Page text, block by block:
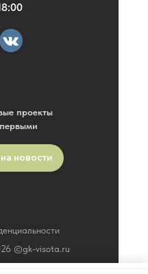
©gk-visota.ru
проекты
новости